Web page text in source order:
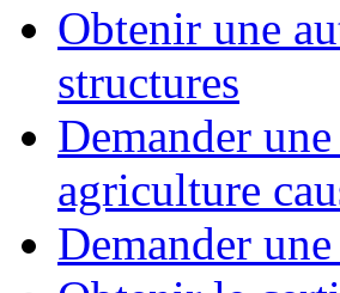
Obtenir une
structures
Demander
agriculture
Demander